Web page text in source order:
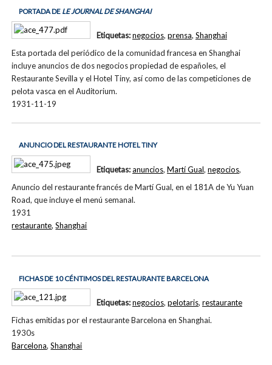
PORTADA DE LE JOURNAL DE SHANGHAI
Esta portada del periódico de la comunidad francesa en Shanghai
incluye anuncios de dos negocios propiedad de españoles, el
Restaurante Sevilla y el Hotel Tiny, así como de las competiciones de
pelota vasca en el Auditorium.
1931-11-19
Etiquetas:negocios, prensa, Shanghai
ANUNCIO DEL RESTAURANTE HOTEL TINY
Anuncio del restaurante francés de Martí Gual, en el 181A de Yu Yuan
Road, que incluye el menú semanal.
1931
Etiquetas:anuncios, Martí Gual, negocios,
restaurante,Shanghai
FICHAS DE 10 CÉNTIMOS DEL RESTAURANTE BARCELONA
Fichas emitidas por el restaurante Barcelona en Shanghai.
1930s
Etiquetas:negocios, pelotaris, restaurante
Barcelona,Shanghai